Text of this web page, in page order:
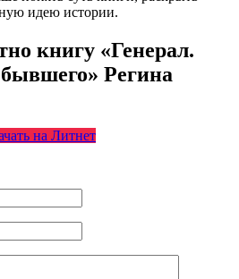
идею истории.
книгу «Генерал.
Регина
на Литнет